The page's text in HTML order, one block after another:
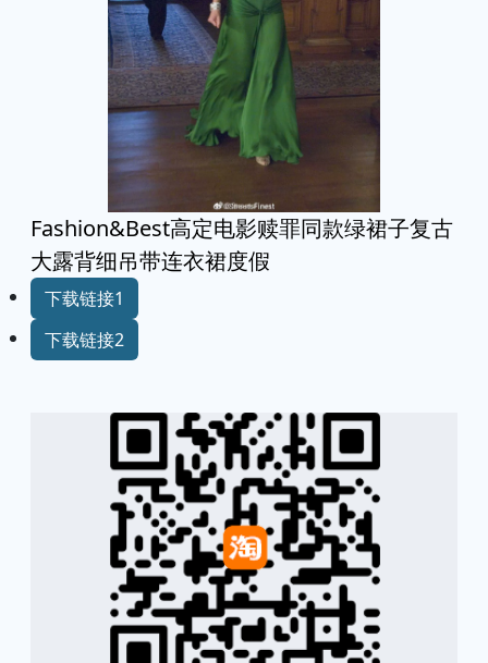
Fashion&Best高定电影赎罪同款绿裙子复古
大露背细吊带连衣裙度假
下载链接1
下载链接2